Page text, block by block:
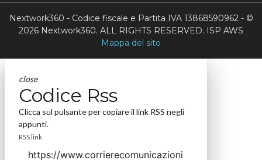
Nextwork360 - Codice fiscale e Partita IVA 13868590962 - ©
2026 Nextwork360. ALL RIGHTS RESERVED. ISP AWS
Mappa del sito
close
Codice Rss
Clicca sul pulsante per copiare il link RSS negli
appunti.
RSS link